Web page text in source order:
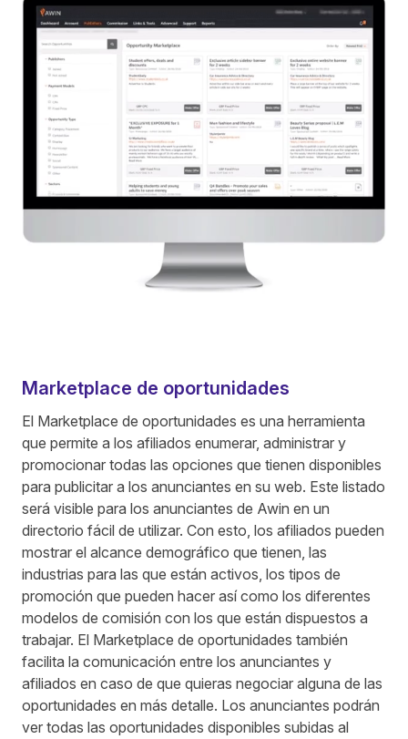
Marketplace de oportunidades
El Marketplace de oportunidades es una herramienta
que permite a los afiliados enumerar, administrar y
promocionar todas las opciones que tienen disponibles
para publicitar a los anunciantes en su web. Este listado
será visible para los anunciantes de Awin en un
directorio fácil de utilizar. Con esto, los afiliados pueden
mostrar el alcance demográfico que tienen, las
industrias para las que están activos, los tipos de
promoción que pueden hacer así como los diferentes
modelos de comisión con los que están dispuestos a
trabajar. El Marketplace de oportunidades también
facilita la comunicación entre los anunciantes y
afiliados en caso de que quieras negociar alguna de las
oportunidades en más detalle. Los anunciantes podrán
ver todas las oportunidades disponibles subidas al